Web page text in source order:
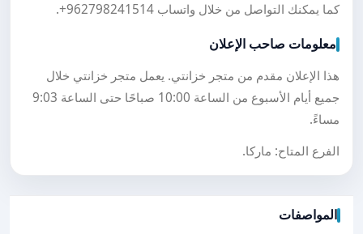
كما يمكنك التواصل من خلال واتساب +962798241514
.
معلومات صاحب الإعلان
هذا الإعلان مقدم من متجر خزانتي. يعمل متجر خزانتي خلال
جميع أيام الأسبوع من الساعة 10:00 صباحًا حتى الساعة 9:03
مساءً.
الفرع المتاح: ماركا.
المواصفات